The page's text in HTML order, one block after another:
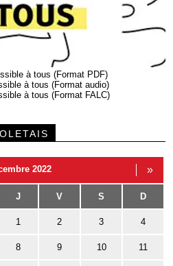
à tous (Format PDF)
à tous (Format audio)
à tous (Format FALC)
2022 »
J V S D
1 2 3 4
8 9 10 11